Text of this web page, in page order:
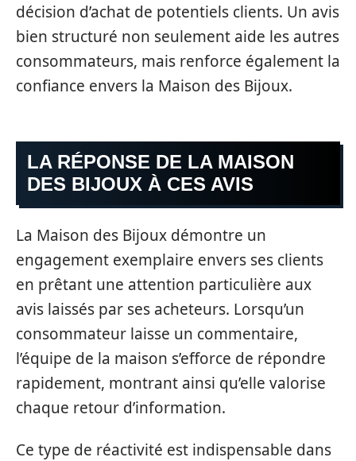
décision d’achat de potentiels clients. Un avis
bien structuré non seulement aide les autres
consommateurs, mais renforce également la
confiance envers la Maison des Bijoux.
LA RÉPONSE DE LA MAISON
DES BIJOUX À CES AVIS
La Maison des Bijoux démontre un
engagement exemplaire envers ses clients
en prêtant une attention particulière aux
avis laissés par ses acheteurs. Lorsqu’un
consommateur laisse un commentaire,
l’équipe de la maison s’efforce de répondre
rapidement, montrant ainsi qu’elle valorise
chaque retour d’information.
Ce type de réactivité est indispensable dans